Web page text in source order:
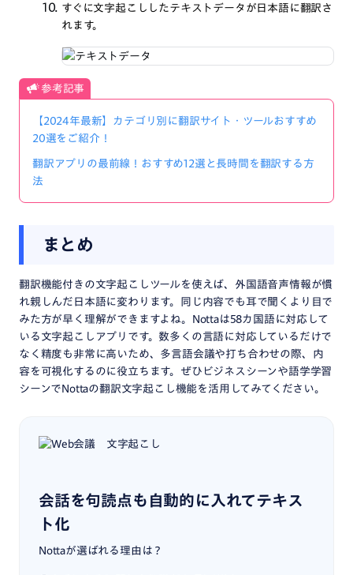
すぐに文字起こししたテキストデータが日本語に翻訳さ
れます。
参考記事
【2024年最新】カテゴリ別に翻訳サイト・ツールおすすめ
20選をご紹介！
翻訳アプリの最前線！おすすめ12選と長時間を翻訳する方
法
まとめ
翻訳機能付きの文字起こしツールを使えば、外国語音声情報が慣
れ親しんだ日本語に変わります。同じ内容でも耳で聞くより目で
みた方が早く理解ができますよね。Nottaは58カ国語に対応して
いる文字起こしアプリです。数多くの言語に対応しているだけで
なく精度も非常に高いため、多言語会議や打ち合わせの際、内
容を可視化するのに役立ちます。ぜひビジネスシーンや語学学習
シーンでNottaの翻訳文字起こし機能を活用してみてください。
会話を句読点も自動的に入れてテキス
ト化
Nottaが選ばれる理由は？